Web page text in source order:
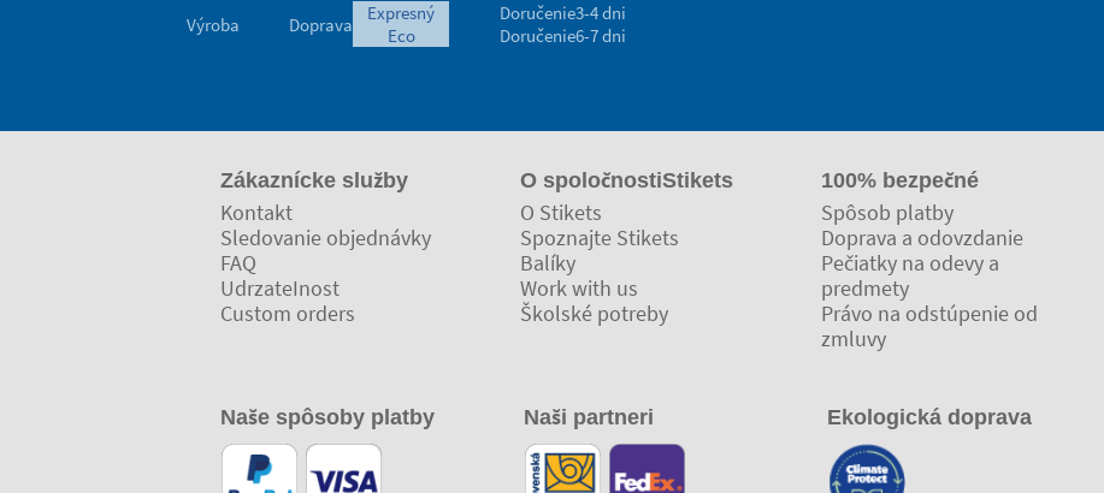
Výroba Doprava
expresný
eco
Doručenie3-4 dni
Doručenie6-7 dni
Zákaznícke služby
Kontakt
Sledovanie objednávky
FAQ
UdrzateInost
Custom orders
O spoločnostiStikets
O Stikets
Spoznajte Stikets
Balíky
Work with us
Školské potreby
100% bezpečné
Spôsob platby
Doprava a odovzdanie
Pečiatky na odevy a
predmety
Právo na odstúpenie od
zmluvy
Naše spôsoby platby Naši partneri Ekologická doprava